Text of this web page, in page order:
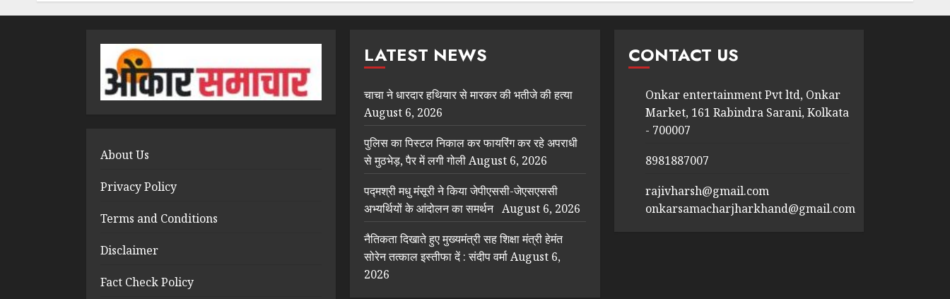
About Us
Privacy Policy
Terms and Conditions
Disclaimer
Fact Check Policy
LATEST NEWS
चाचा ने धारदार हथियार से मारकर की भतीजे की हत्या
August 6, 2026
पुलिस का पिस्टल निकाल कर फायरिंग कर रहे अपराधी
से मुठभेड़, पैर में लगी गोलीAugust 6, 2026
पद्मश्री मधु मंसूरी ने किया जेपीएससी-जेएसएससी
अभ्यर्थियों के आंदोलन का समर्थन August 6, 2026
नैतिकता दिखाते हुए मुख्यमंत्री सह शिक्षा मंत्री हेमंत
सोरेन तत्काल इस्तीफा दें : संदीप वर्माAugust 6,
2026
CONTACT US
Onkar entertainment Pvt ltd, Onkar
Market, 161 Rabindra Sarani, Kolkata
- 700007
8981887007
rajivharsh@gmail.com
onkarsamacharjharkhand@gmail.com